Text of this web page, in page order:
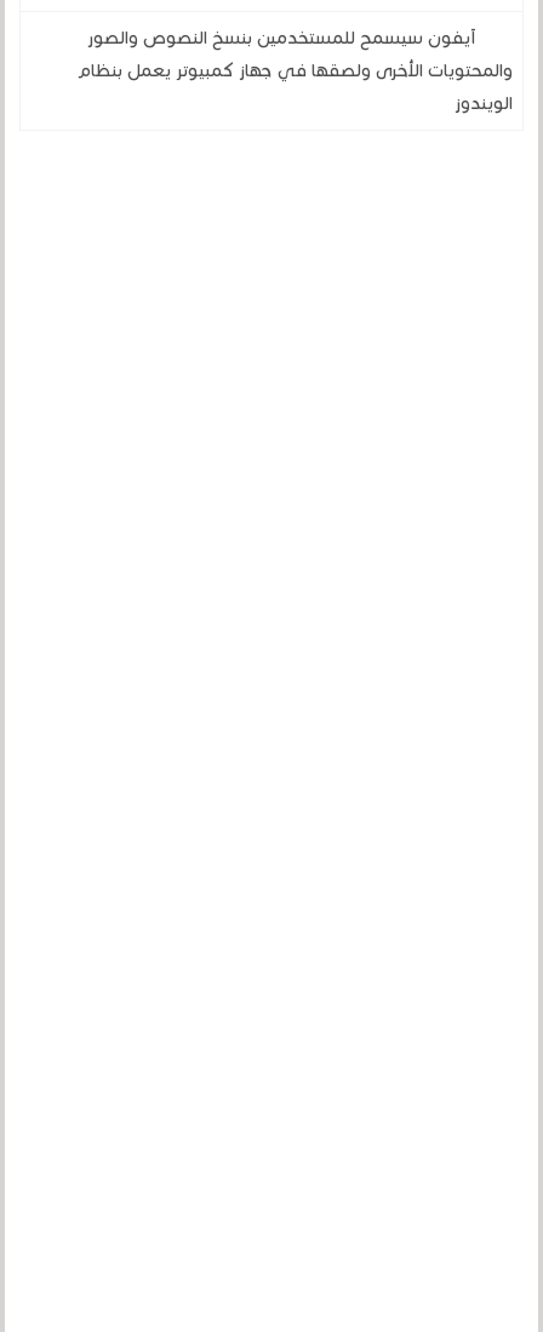
آيفون سيسمح للمستخدمين بنسخ النصوص والصور
والمحتويات الأخرى ولصقها في جهاز كمبيوتر يعمل بنظام
الويندوز